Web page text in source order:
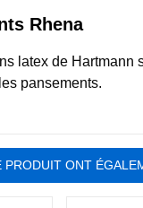
Rhena
latex de
pansements.
ONT